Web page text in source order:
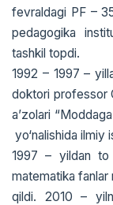
fеvraldagi PF –
pedagogika
tashkil topdi.
1992 – 1997 –
doktori professor
a’zolari
yo‘nalishida ilmiy
1997 – yildan
matеmatika
qildi. 2010 –